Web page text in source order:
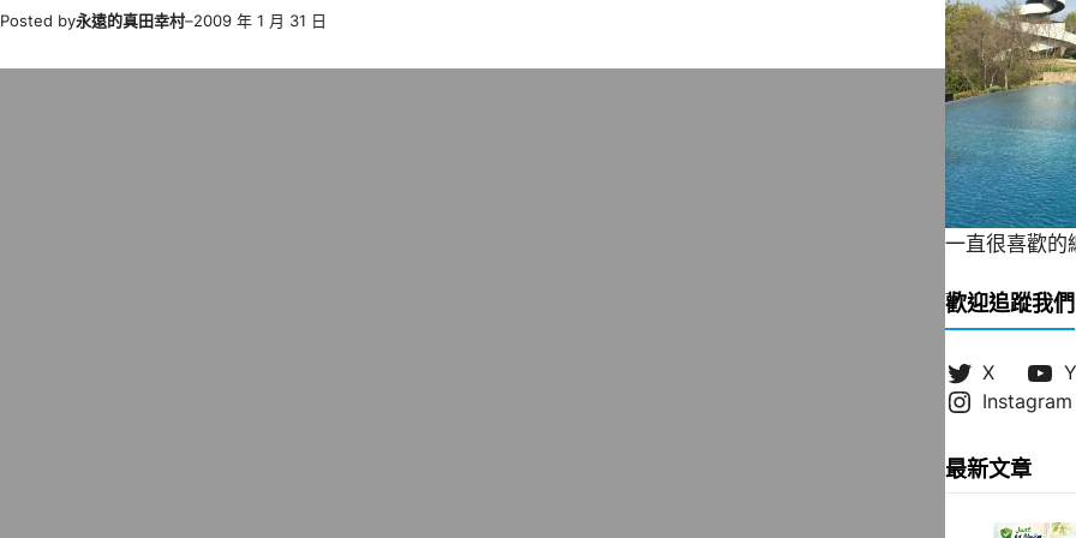
Posted by永遠的真田幸村–2009 年 1 月 31 日
一直很喜歡
歡迎追蹤我們
X
Instagram
最新文章